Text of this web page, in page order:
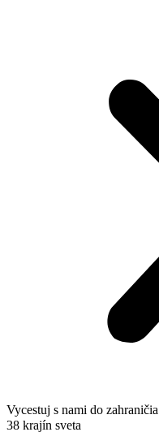
Vycestuj s nami do zahraničia
38 krajín sveta